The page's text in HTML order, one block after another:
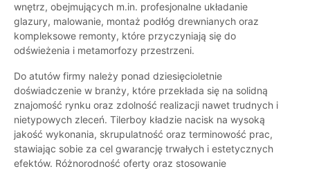
wnętrz, obejmujących m.in. profesjonalne układanie
glazury, malowanie, montaż podłóg drewnianych oraz
kompleksowe remonty, które przyczyniają się do
odświeżenia i metamorfozy przestrzeni.
Do atutów firmy należy ponad dziesięcioletnie
doświadczenie w branży, które przekłada się na solidną
znajomość rynku oraz zdolność realizacji nawet trudnych i
nietypowych zleceń. Tilerboy kładzie nacisk na wysoką
jakość wykonania, skrupulatność oraz terminowość prac,
stawiając sobie za cel gwarancję trwałych i estetycznych
efektów. Różnorodność oferty oraz stosowanie